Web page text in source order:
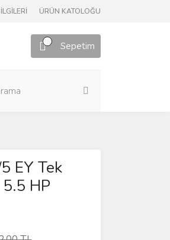
ÜRÜN KATOLOĞU
Sepetim
EY Tek
HP